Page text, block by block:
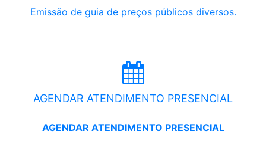
Emissão de guia de preços públicos diversos.
AGENDAR ATENDIMENTO PRESENCIAL
AGENDAR ATENDIMENTO PRESENCIAL